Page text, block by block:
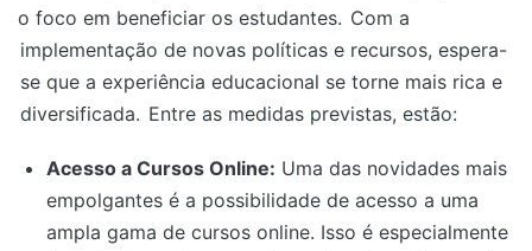
o foco em beneficiar os estudantes. Com a
implementação de novas políticas e recursos, espera-
se que a experiência educacional se torne mais rica e
diversificada. Entre as medidas previstas, estão:
Acesso a Cursos Online: Uma das novidades mais
empolgantes é a possibilidade de acesso a uma
ampla gama de cursos online. Isso é especialmente